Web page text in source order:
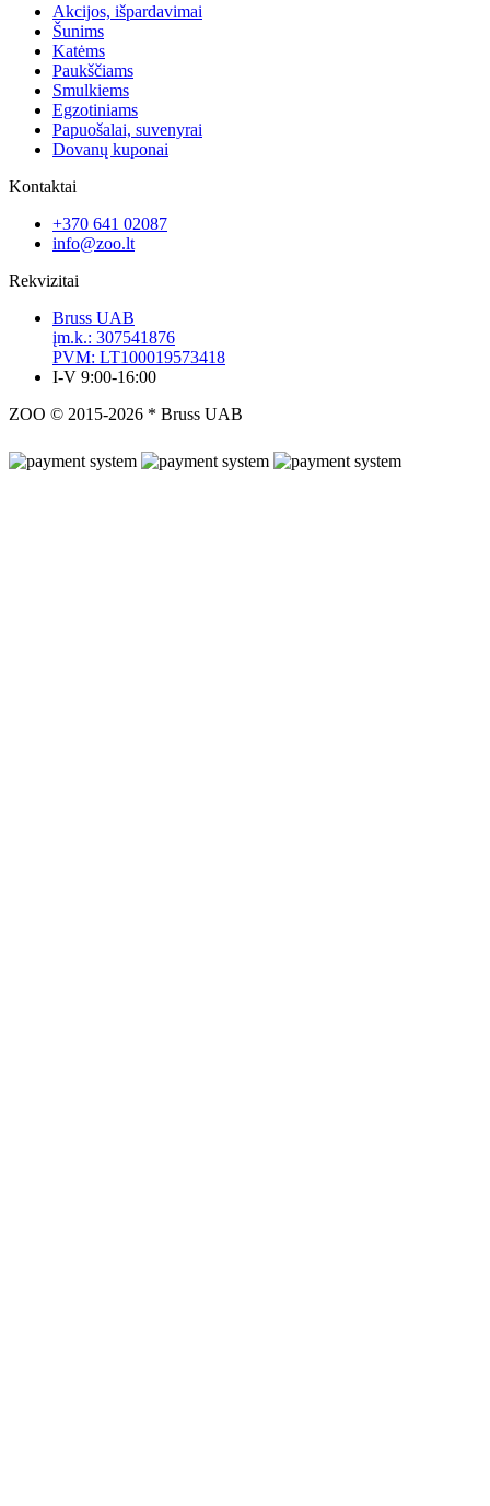
Akcijos, išpardavimai
Šunims
Katėms
Paukščiams
Smulkiems
Egzotiniams
Papuošalai, suvenyrai
Dovanų kuponai
Kontaktai
+370 641 02087
info@zoo.lt
Rekvizitai
Bruss UAB
įm.k.: 307541876
PVM: LT100019573418
I-V 9:00-16:00
ZOO © 2015-2026 * Bruss UAB